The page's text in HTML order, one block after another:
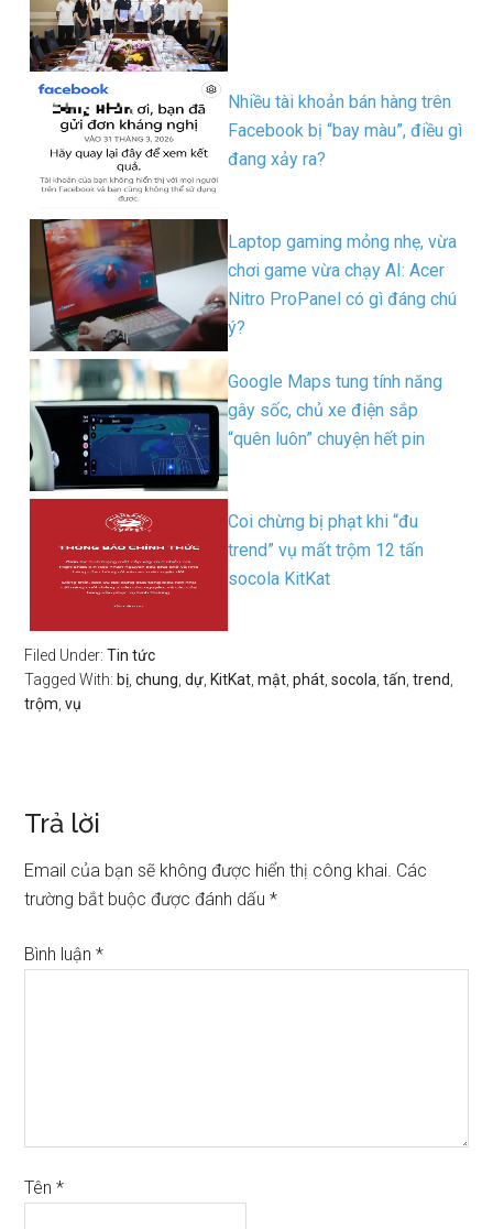
Nhiều tài khoản bán hàng trên
Facebook bị “bay màu”, điều gì
đang xảy ra?
Laptop gaming mỏng nhẹ, vừa
chơi game vừa chạy AI: Acer
Nitro ProPanel có gì đáng chú
ý?
Google Maps tung tính năng
gây sốc, chủ xe điện sắp
“quên luôn” chuyện hết pin
Coi chừng bị phạt khi “đu
trend” vụ mất trộm 12 tấn
socola KitKat
Filed Under:Tin tức
Tagged With: bị ,chung ,dự KitKat ,mật ,phát ,socola ,tấn ,trend
trộm ,vụ
Trả lời
Email của bạn sẽ không được hiển thị công khai. Các
trường bắt buộc được đánh dấu*
Bình luận*
Tên*